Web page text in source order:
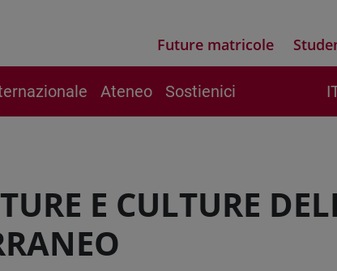
Future matricole
Ateneo Sostienici
E CULTURE